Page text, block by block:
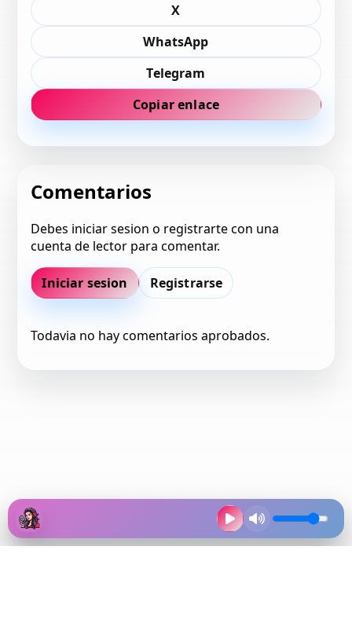
X
WhatsApp
Telegram
Copiar enlace
Comentarios
Debes iniciar sesion o registrarte con una
cuenta de lector para comentar.
Iniciar sesion Registrarse
Todavia no hay comentarios aprobados.